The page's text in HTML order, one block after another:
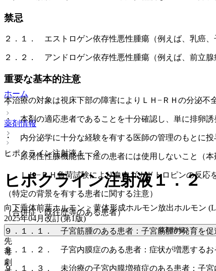
禁忌
２．１． エストロゲン依存性悪性腫瘍（例えば、乳癌
２．２． アンドロゲン依存性悪性腫瘍（例えば、前立
重要な基本的注意
本治療の対象は視床下部の障害によりＬＨ−ＲＨの分泌不
・ 本剤の適応患者であることを十分確認し、単に排卵誘
・ 内分泌学に十分な経験を有する医師の管理のもとに投
・ 原発性性腺機能低下症の患者には使用しないこと（本
・ ＬＨ−ＲＨ負荷試験により血中ゴナドトロピンの反応
（特定の背景を有する患者に関する注意）
（合併症・既往歴等のある患者）
９．１．１． 子宮筋腫のある患者：子宮筋腫の発育を促
９．１．２． 子宮内膜症のある患者：症状が増悪するお
９．１．３． 未治療の子宮内膜増殖症のある患者：子宮
ホーム
薬剤情報
ヒポクライン注射液１．２
ヒポクライン注射液１．２
向下垂体前葉ホルモン > 黄体形成ホルモン放出ホルモン
2025年04月改訂(第1版)
薬剤情報
先
毒
劇